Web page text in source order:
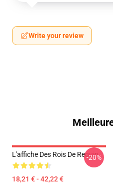
Write your review
L'affiche Des Rois De Requin
18,21 € - 42,22 €
-20%